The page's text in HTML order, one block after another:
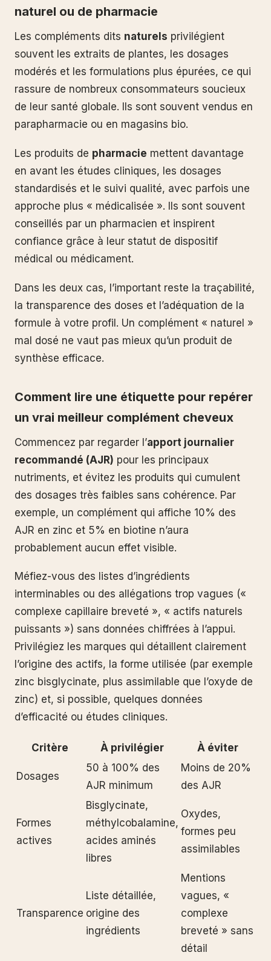
naturel ou de pharmacie
Les compléments dits naturels privilégient
souvent les extraits de plantes, les dosages
modérés et les formulations plus épurées, ce qui
rassure de nombreux consommateurs soucieux
de leur santé globale. Ils sont souvent vendus en
parapharmacie ou en magasins bio.
Les produits de pharmacie mettent davantage
en avant les études cliniques, les dosages
standardisés et le suivi qualité, avec parfois une
approche plus « médicalisée ». Ils sont souvent
conseillés par un pharmacien et inspirent
confiance grâce à leur statut de dispositif
médical ou médicament.
Dans les deux cas, l’important reste la traçabilité,
la transparence des doses et l’adéquation de la
formule à votre profil. Un complément « naturel »
mal dosé ne vaut pas mieux qu’un produit de
synthèse efficace.
Comment lire une étiquette pour repérer
un vrai meilleur complément cheveux
Commencez par regarder l’apport journalier
recommandé (AJR) pour les principaux
nutriments, et évitez les produits qui cumulent
des dosages très faibles sans cohérence. Par
exemple, un complément qui affiche 10% des
AJR en zinc et 5% en biotine n’aura
probablement aucun effet visible.
Méfiez-vous des listes d’ingrédients
interminables ou des allégations trop vagues («
complexe capillaire breveté », « actifs naturels
puissants ») sans données chiffrées à l’appui.
Privilégiez les marques qui détaillent clairement
l’origine des actifs, la forme utilisée (par exemple
zinc bisglycinate, plus assimilable que l’oxyde de
zinc) et, si possible, quelques données
d’efficacité ou études cliniques.
Critère À privilégier À éviter
Dosages
50 à 100% des
AJR minimum
Moins de 20%
des AJR
Formes
actives
Bisglycinate,
méthylcobalamine,
acides aminés
libres
Oxydes,
formes peu
assimilables
Transparence
Liste détaillée,
origine des
ingrédients
Mentions
vagues, «
complexe
breveté » sans
détail